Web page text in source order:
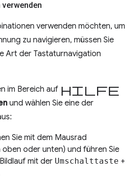
verwenden möchten, um
zu navigieren, müssen Sie
Art der Tastaturnavigation
im Bereich auf Hilfe
und wählen Sie eine der
Sie mit dem Mausrad
oder unten) und führen Sie
mit der Umschalttaste +